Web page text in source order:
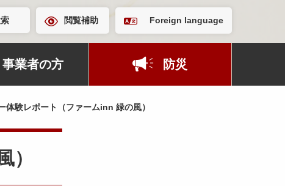
閲覧補助 Foreign language
事業者の方 防災
体験レポート（ファームinn 緑の風）
）